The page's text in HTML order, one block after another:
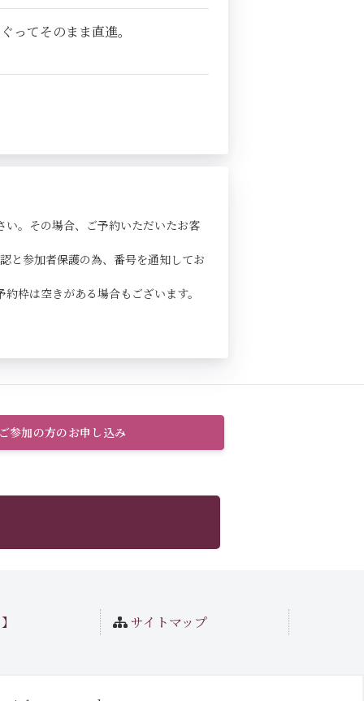
ってそのまま直進。
。その場合、ご予約いただいたお客
と参加者保護の為、番号を通知してお
枠は空きがある場合もございます。
参加の方のお申し込み
サイトマップ